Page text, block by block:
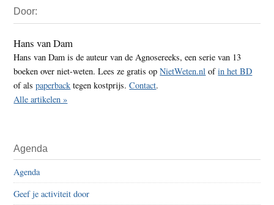
Sidebar
Door:
Hans van Dam
Hans van Dam is de auteur van de Agnosereeks, een serie van 13
boeken over niet-weten. Lees ze gratis opNietWeten.nl ofin het BD
of alspaperback tegen kostprijs.Contact.
Alle artikelen »
Agenda
Agenda
Geef je activiteit door